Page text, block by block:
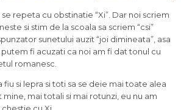
repeta cu obstinatie “Xi”. Dar noi scriem
si stim de la scoala sa scriem “csi”
sunetului auzit “joi dimineata”, asa
putem fi acuzati ca noi am fi dat tonul cu
romanesc.
fiu si lepra si toti sa se deie mai toate alea
mine, mai totali si mai rotunzi, eu nu am
cu Xi.